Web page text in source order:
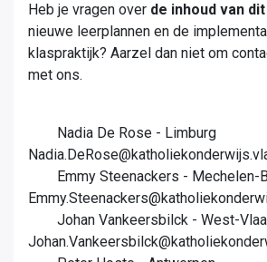
Heb je vragen over de inhoud van
nieuwe leerplannen en de
klaspraktijk? Aarzel dan niet om
met ons.
Nadia De Rose - Limburg
Emmy Steenackers - Mechelen-
Johan Vankeersbilck - West-